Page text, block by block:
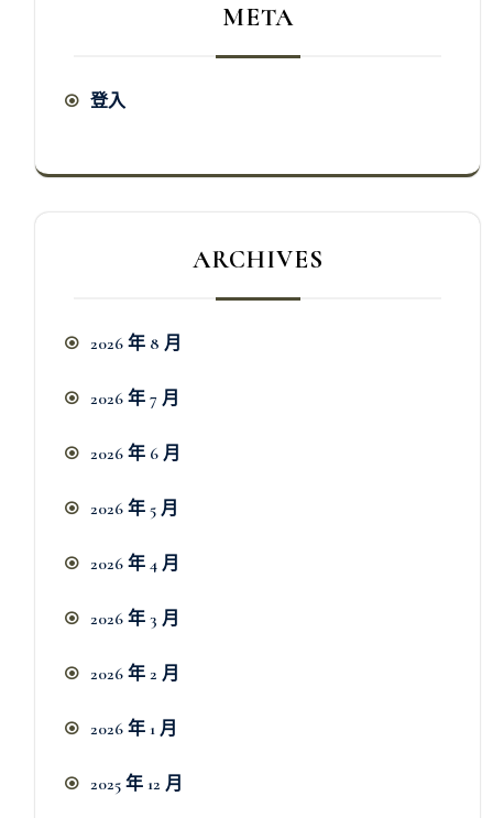
META
登入
ARCHIVES
2026 年 8 月
2026 年 7 月
2026 年 6 月
2026 年 5 月
2026 年 4 月
2026 年 3 月
2026 年 2 月
2026 年 1 月
2025 年 12 月